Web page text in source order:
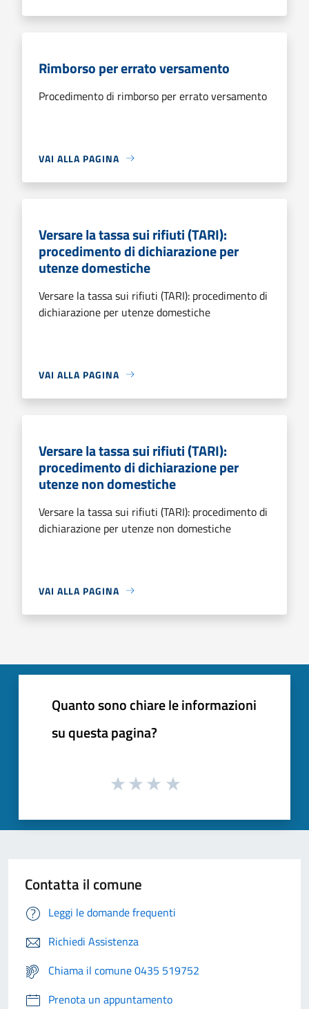
Rimborso per errato versamento
Procedimento di rimborso per errato versamento
VAI ALLA PAGINA
Versare la tassa sui rifiuti (TARI):
procedimento di dichiarazione per
utenze domestiche
Versare la tassa sui rifiuti (TARI): procedimento di
dichiarazione per utenze domestiche
VAI ALLA PAGINA
Versare la tassa sui rifiuti (TARI):
procedimento di dichiarazione per
utenze non domestiche
Versare la tassa sui rifiuti (TARI): procedimento di
dichiarazione per utenze non domestiche
VAI ALLA PAGINA
Quanto sono chiare le informazioni
su questa pagina?
Contatta il comune
Leggi le domande frequenti
Richiedi Assistenza
Chiama il comune 0435 519752
Prenota un appuntamento